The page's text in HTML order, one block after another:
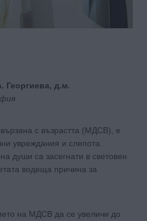
Георгиева, д.м.
с възрастта (МДСВ), е
увреждания и слепота.
души са засегнати в световен
водеща причина за
на МДСВ да се увеличи до